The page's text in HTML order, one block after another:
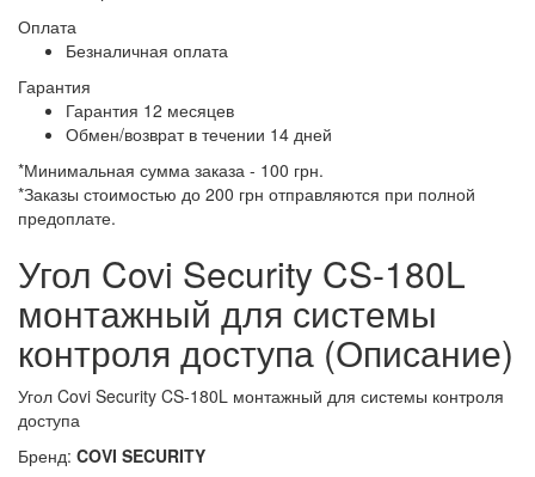
Оплата
Безналичная оплата
Гарантия
Гарантия 12 месяцев
Обмен/возврат в течении 14 дней
*Минимальная сумма заказа - 100 грн.
*Заказы стоимостью до 200 грн отправляются при полной
предоплате.
Угол Covi Security CS-180L
монтажный для системы
контроля доступа (Описание)
Угол Covi Security CS-180L монтажный для системы контроля
доступа
Бренд: COVI SECURITY